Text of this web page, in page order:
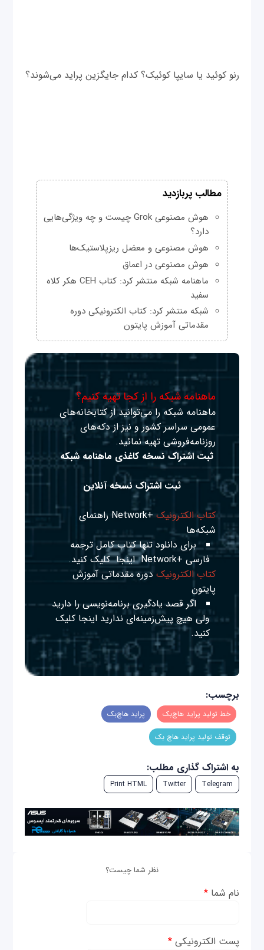
رنو کوئید یا سایپا کوئیک؟ کدام جایگزین پراید می‌شوند؟
مطالب پربازدید
هوش مصنوعی Grok چیست و چه ویژگی‌هایی
دارد؟
هوش مصنوعی و معضل ریزپلاستیک‌ها
هوش مصنوعی در اعماق
ماهنامه شبکه منتشر کرد: کتاب CEH هکر کلاه
سفید
شبکه منتشر کرد: کتاب الکترونیکی دوره
مقدماتی آموزش پایتون
ماهنامه شبکه را از کجا تهیه کنیم؟
ماهنامه شبکه را می‌توانید از کتابخانه‌های
عمومی سراسر کشور و نیز از دکه‌های
روزنامه‌فروشی تهیه نمائید.
ثبت اشتراک نسخه کاغذی ماهنامه شبکه
ثبت اشتراک نسخه آنلاین
کتاب الکترونیک
+Network راهنمای
شبکه‌ها
برای دانلود تنها کتاب کامل ترجمه
فارسی +Network
اینجا کلیک کنید.
کتاب الکترونیک دوره مقدماتی آموزش
پایتون
اگر قصد یادگیری برنامه‌نویسی را دارید
ولی هیچ پیش‌زمینه‌ای نداریداینجا کلیک
کنید.
برچسب:
خط تولید پراید هاچ‌بک پراید هاچ‌بک
توقف تولید پراید هاچ بک
به اشتراک گذاری مطلب:
Telegram
Twitter
Print HTML
نظر شما چیست؟
نام شما*
پست الکترونیکی*